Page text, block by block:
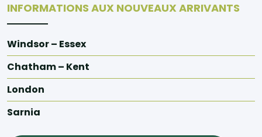
INFORMATIONS AUX NOUVEAUX ARRIVANTS
Windsor – Essex
Chatham – Kent
London
Sarnia